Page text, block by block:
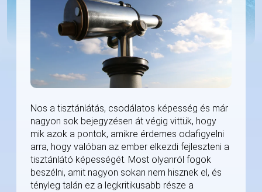
Nos a tisztánlátás, csodálatos képesség és már
nagyon sok bejegyzésen át végig vittük, hogy
mik azok a pontok, amikre érdemes odafigyelni
arra, hogy valóban az ember elkezdi fejleszteni a
tisztánlátó képességét. Most olyanról fogok
beszélni, amit nagyon sokan nem hisznek el, és
tényleg talán ez a legkritikusabb része a